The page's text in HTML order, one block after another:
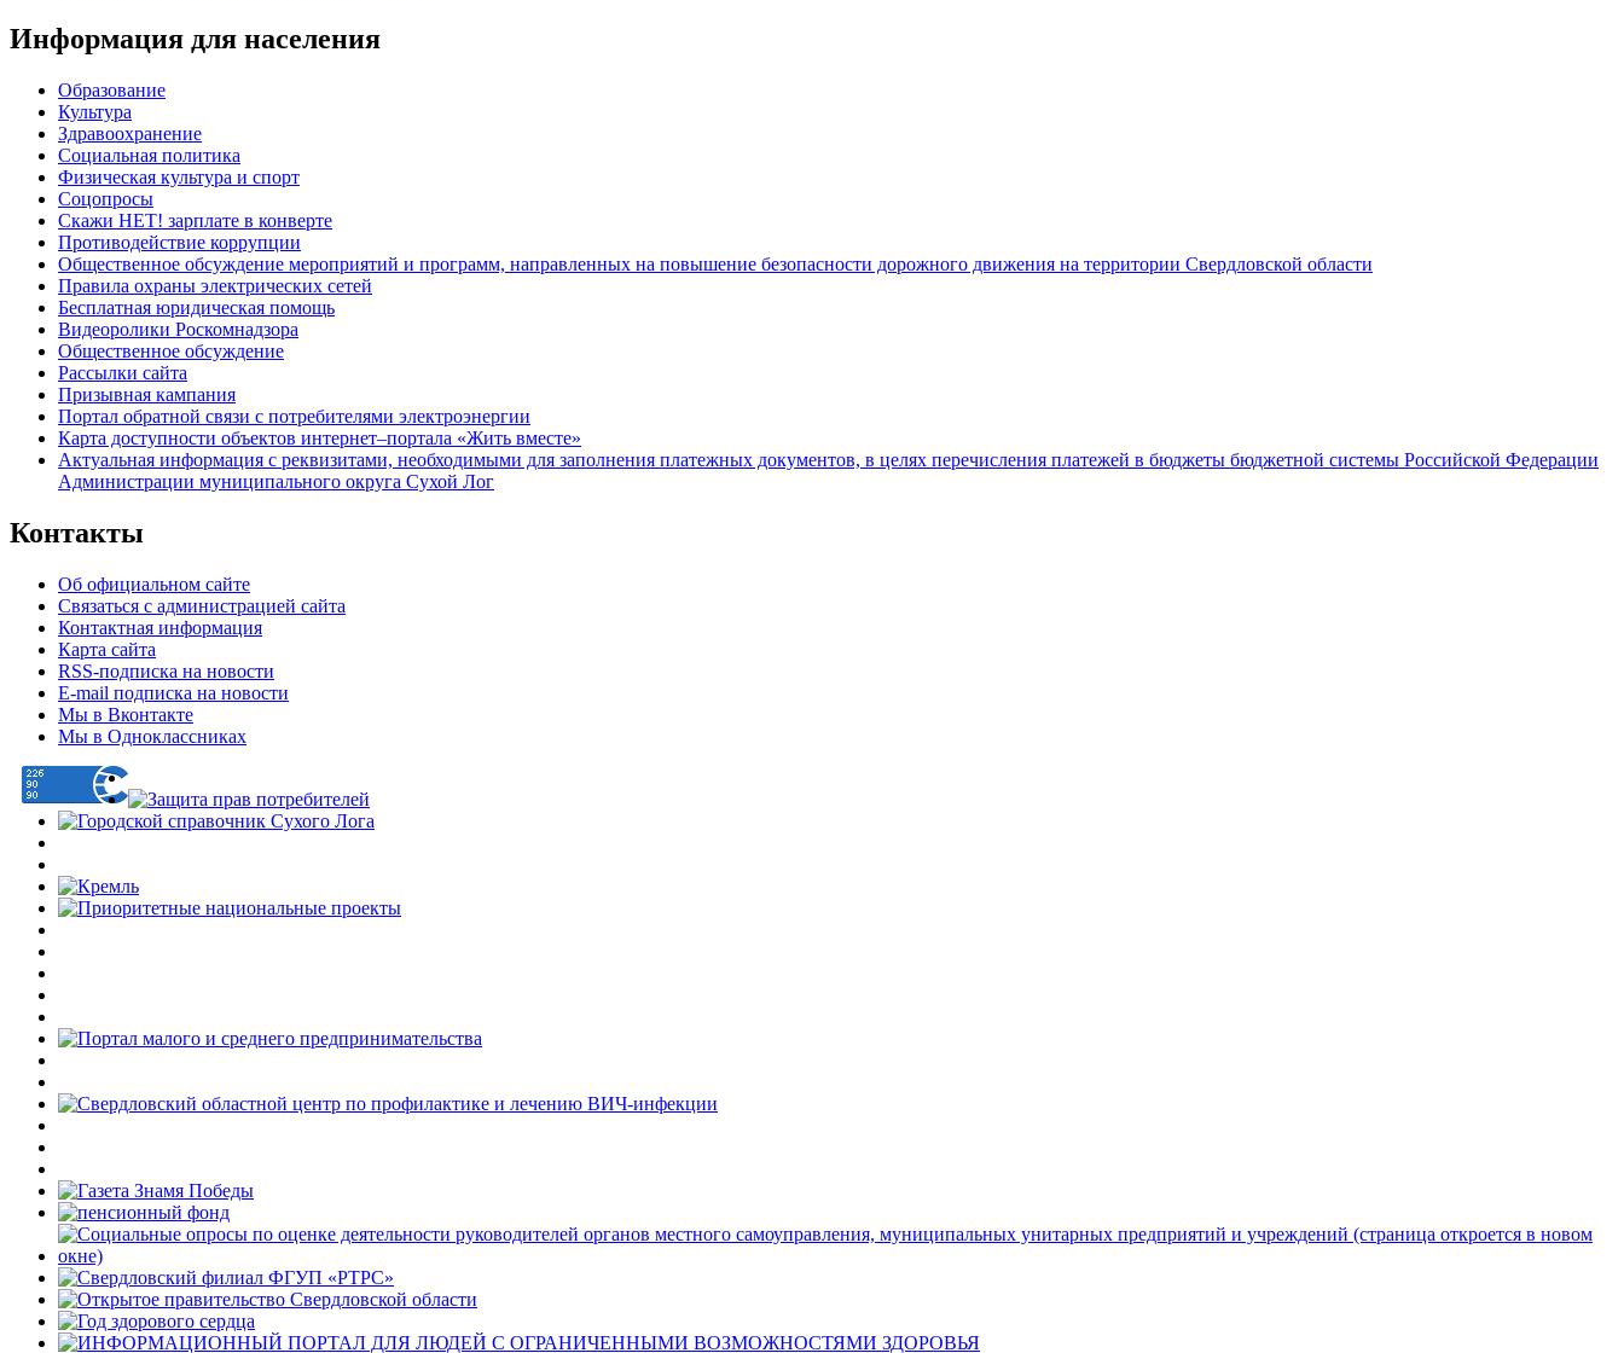
Информация для населения
Образование
Культура
Здравоохранение
Социальная политика
Физическая культура и спорт
Соцопросы
Скажи НЕТ! зарплате в конверте
Противодействие коррупции
Общественное обсуждение мероприятий и программ, направленных на повышение безопасности дорожного движения на территории Свердловской области
Правила охраны электрических сетей
Бесплатная юридическая помощь
Видеоролики Роскомнадзора
Общественное обсуждение
Рассылки сайта
Призывная кампания
Портал обратной связи с потребителями электроэнергии
Карта доступности объектов интернет–портала «Жить вместе»
Актуальная информация с реквизитами, необходимыми для заполнения платежных документов, в целях перечисления платежей в бюджеты бюджетной системы Российской Федерации
Администрации муниципального округа Сухой Лог
Контакты
Об официальном сайте
Связаться с администрацией сайта
Контактная информация
Карта сайта
RSS-подписка на новости
E-mail подписка на новости
Мы в Вконтакте
Мы в Одноклассниках